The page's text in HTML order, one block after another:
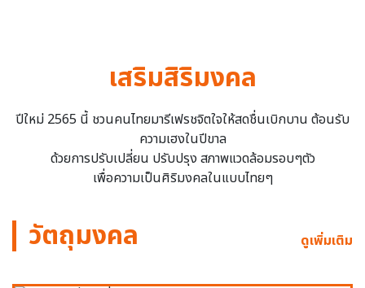
เสริมสิริมงคล
ปีใหม่ 2565 นี้ ชวนคนไทยมารีเฟรชจิตใจให้สดชื่นเบิกบาน ต้อนรับ
ความเฮงในปีขาล
ด้วยการปรับเปลี่ยน ปรับปรุง สภาพแวดล้อมรอบๆตัว
เพื่อความเป็นศิริมงคลในแบบไทยๆ
วัตถุมงคล ดูเพิ่มเติม